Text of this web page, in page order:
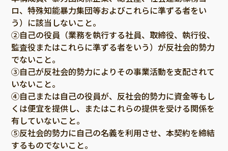
ロ、特殊知能暴力集団等およびこれらに準ずる者をい
う）に該当しないこと。
②自己の役員（業務を執行する社員、取締役、執行役、
監査役またはこれらに準ずる者をいう）が反社会的勢力
でないこと。
③自己が反社会的勢力によりその事業活動を支配されて
いないこと。
④自己または自己の役員が、反社会的勢力に資金等もし
くは便宜を提供し、またはこれらの提供を受ける関係を
有していないこと。
⑤反社会的勢力に自己の名義を利用させ、本契約を締結
するものでないこと。